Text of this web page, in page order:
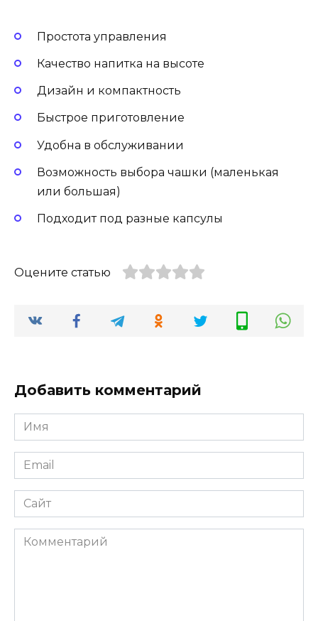
Простота управления
Качество напитка на высоте
Дизайн и компактность
Быстрое приготовление
Удобна в обслуживании
Возможность выбора чашки (маленькая
или большая)
Подходит под разные капсулы
Оцените статью
Добавить комментарий
Имя
Email
Сайт
Комментарий